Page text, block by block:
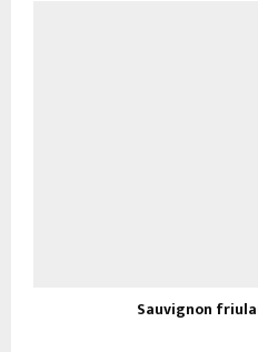
Sauvignon